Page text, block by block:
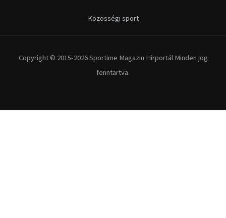
Közösségi sport
Copyright © 2015-2026 Sportime Magazin Hírportál Minden jog
fenntartva.